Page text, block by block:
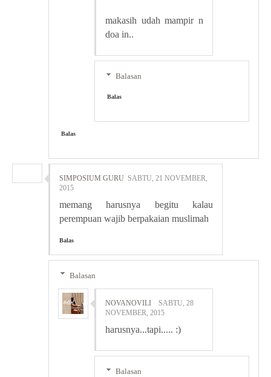
makasih udah mampir n
doa in..
Balasan
Balas
Balas
SIMPOSIUM GURU SABTU, 21 NOVEMBER,
2015
memang harusnya begitu kalau
perempuan wajib berpakaian muslimah
Balas
Balasan
NOVANOVILI
SABTU, 28
NOVEMBER, 2015
harusnya...tapi..... :)
Balasan